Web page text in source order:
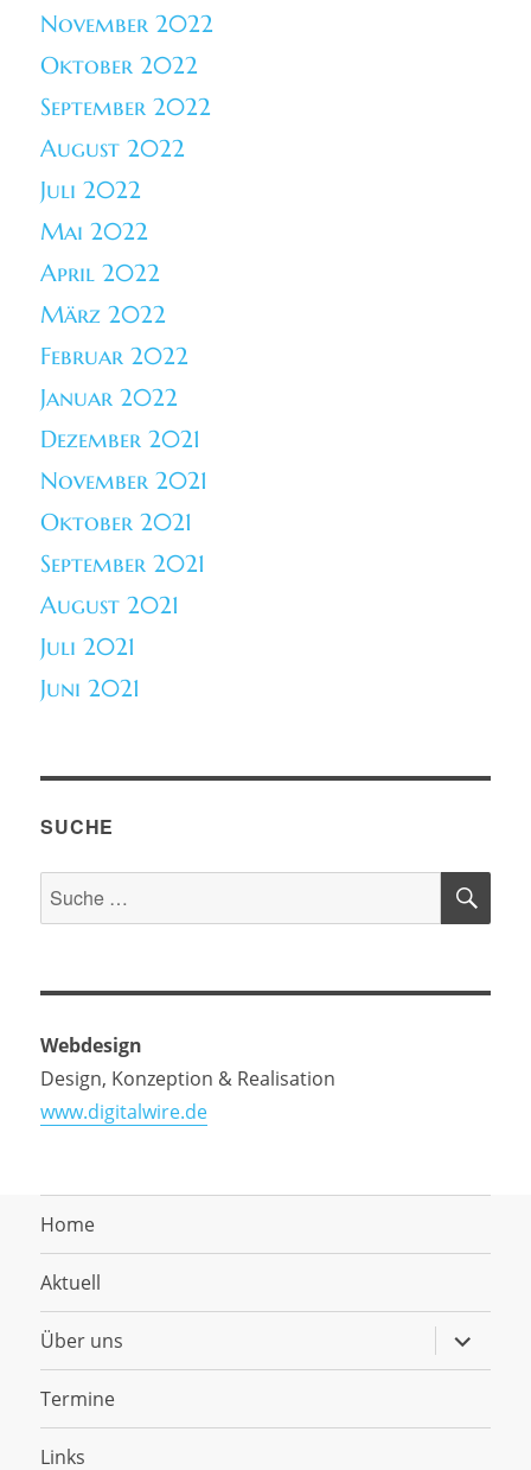
November 2022
Oktober 2022
September 2022
August 2022
Juli 2022
Mai 2022
April 2022
März 2022
Februar 2022
Januar 2022
Dezember 2021
November 2021
Oktober 2021
September 2021
August 2021
Juli 2021
Juni 2021
SUCHE
Suche
nach:
Webdesign
Design, Konzeption & Realisation
www.digitalwire.de
Home
Aktuell
Über uns anzeigen
Termine
Links